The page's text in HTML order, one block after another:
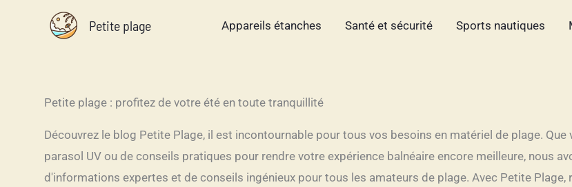
Petite plage Appareils étanches Santé et sécurité Sports nautiques
Petite plage : profitez de votre été en toute tranquillité
Découvrez le blog Petite Plage, il est incontournable pour tous vos besoins en matériel de plage.
parasol UV ou de conseils pratiques pour rendre votre expérience balnéaire encore meilleure, nous
d'informations expertes et de conseils ingénieux pour tous les amateurs de plage. Avec Petite